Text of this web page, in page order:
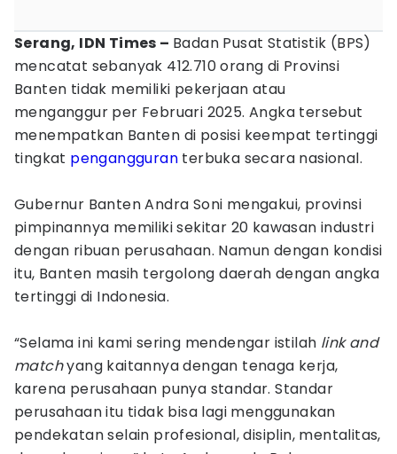
Serang, IDN Times – Badan Pusat Statistik (BPS)
mencatat sebanyak 412.710 orang di Provinsi
Banten tidak memiliki pekerjaan atau
menganggur per Februari 2025. Angka tersebut
menempatkan Banten di posisi keempat tertinggi
tingkat pengangguran terbuka secara nasional.
Gubernur Banten Andra Soni mengakui, provinsi
pimpinannya memiliki sekitar 20 kawasan industri
dengan ribuan perusahaan. Namun dengan kondisi
itu, Banten masih tergolong daerah dengan angka
tertinggi di Indonesia.
“Selama ini kami sering mendengar istilah link and
matchyang kaitannya dengan tenaga kerja,
karena perusahaan punya standar. Standar
perusahaan itu tidak bisa lagi menggunakan
pendekatan selain profesional, disiplin, mentalitas,